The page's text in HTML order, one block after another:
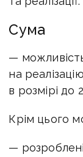
Сума
—
на
в розмірі до
Крім цього
—